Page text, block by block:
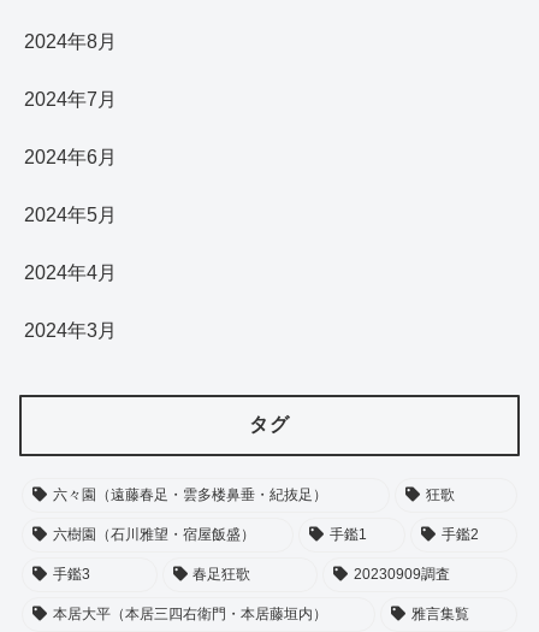
2024年8月
2024年7月
2024年6月
2024年5月
2024年4月
2024年3月
タグ
六々園（遠藤春足・雲多楼鼻垂・紀抜足） 狂歌
六樹園（石川雅望・宿屋飯盛） 手鑑1 手鑑2
手鑑3 春足狂歌 20230909調査
本居大平（本居三四右衛門・本居藤垣内） 雅言集覧